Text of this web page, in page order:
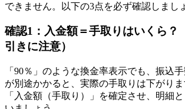
できません。以下の3点を必ず確認しまし
確認1：入金額＝手取りはいくら？
引きに注意）
「90％」のような換金率表示でも、振込
が別途かかると、実際の手取りは下がり
「入金額（手取り）」を確定させ、明細